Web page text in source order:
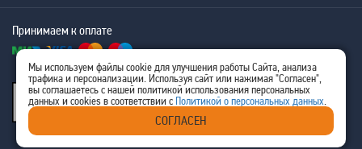
Принимаем к оплате
® 2005 - 2026
Ritm-IT
Мы используем файлы cookie для улучшения работы Сайта, анализа
трафика и персонализации. Используя сайт или нажимая "Согласен",
вы соглашаетесь с нашей политикой использования персональных
данных и cookies в соответствии с Политикой о персональных данных
СОГЛАСЕН